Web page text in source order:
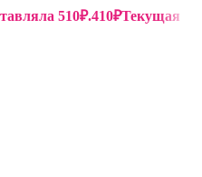
510₽.410₽Текущая